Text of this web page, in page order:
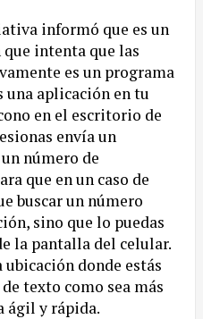
informó que es un
intenta que las
es un programa
una aplicación en tu
en el escritorio de
envía un
número de
que en un caso de
buscar un número
sino que lo puedas
la pantalla del celular.
donde estás
texto como sea más
ágil y rápida.